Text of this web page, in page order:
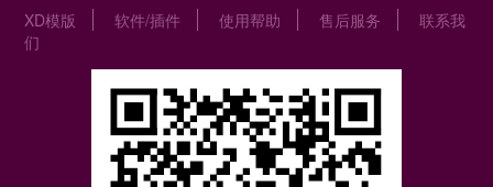
XD模版
软件/插件 使用帮助 售后服务
联系我
们